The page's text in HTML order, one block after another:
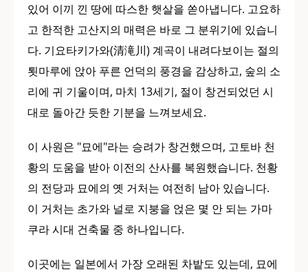
있어 이끼 낀 땅에 따스한 햇살을 쏟아냅니다. 고요하
고 한적한 고산지의 매력은 바로 그 분위기에 있습니
다. 기요타키가와(清滝川) 계곡이 내려다보이는 절의
툇마루에 앉아 푸른 언덕의 풍경을 감상하고, 숲의 소
리에 귀 기울이며, 마치 13세기, 절이 창건되었던 시
대로 돌아간 듯한 기분을 느껴보세요.
이 사원은 "묘에"라는 승려가 창건했으며, 고토바 천
황의 도움을 받아 이전의 산사를 복원했습니다. 천황
의 전당과 묘에의 옛 거처는 여전히 남아 있습니다.
이 거처는 초가와 널로 지붕을 얹은 몇 안 되는 가마
쿠라 시대 건축물 중 하나입니다.
이곳에는 일본에서 가장 오래된 차밭도 있는데, 묘에